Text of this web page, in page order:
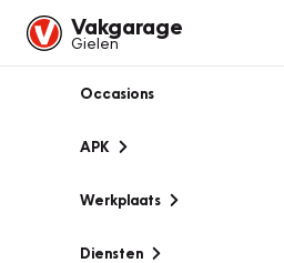
Vakgarage
Gielen
Occasions
APK
Werkplaats
Diensten